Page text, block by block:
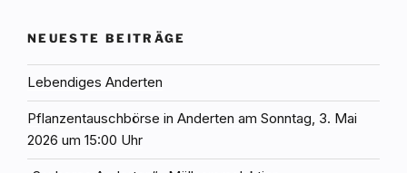
NEUESTE BEITRÄGE
Lebendiges Anderten
Pflanzentauschbörse in Anderten am Sonntag, 3. Mai
2026 um 15:00 Uhr